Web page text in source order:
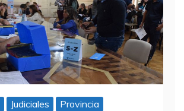
Judiciales Provincia